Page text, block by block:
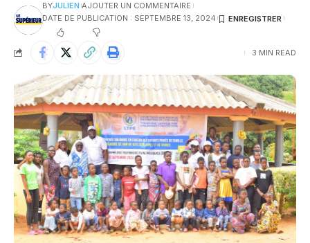
BYJULIEN AJOUTER UN COMMENTAIRE
DATE DE PUBLICATION : SEPTEMBRE 13, 2024
3 MIN READ